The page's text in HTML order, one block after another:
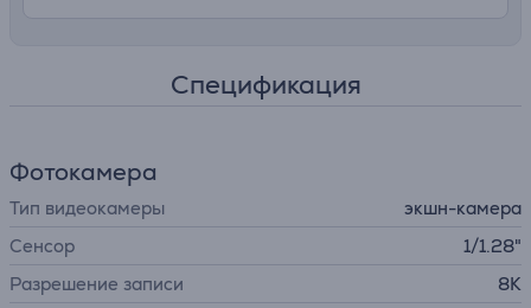
Спецификация
Фотокамера
Тип видеокамеры
экшн-камера
Сенсор
1/1.28"
Разрешение записи
8K